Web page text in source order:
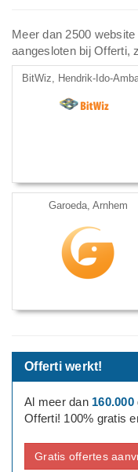
Meer dan 2500
aangesloten bij Offerti,
BitWiz, Hendrik-Ido-
Garoeda, Arnhem
Offerti werkt!
Al meer dan 160.000
Offerti! 100% gratis
Gratis offertes